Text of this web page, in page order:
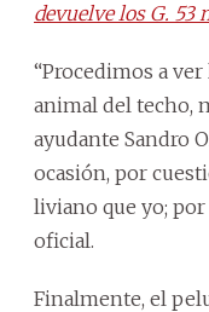
devuelve los G. 53
“Procedimos a
animal del techo,
ayudante Sandro
ocasión, por
liviano que yo;
oficial.
Finalmente, el